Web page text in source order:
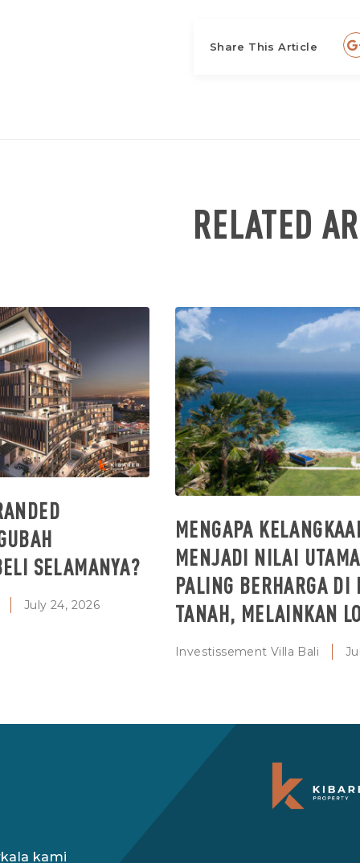
Share This Article
RELATED
SELAMANYA?
July 24, 2026
MENGAPA
MENJADI NILAI
PALING BERHARGA
TANAH, MELAINKAN
Investissement Villa Bali
kami